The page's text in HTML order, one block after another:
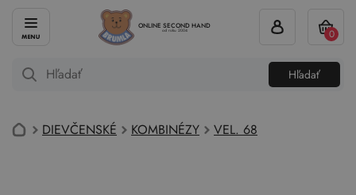
ONLINE SECOND HAND
od roku 2004
Hľadať
0
DIEVČENSKÉ KOMBINÉZY VEL. 68